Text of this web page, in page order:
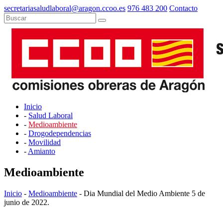
secretariasaludlaboral@aragon.ccoo.es 976 483 200 Contacto
Inicio
- Salud Laboral
- Medioambiente
- Drogodependencias
- Movilidad
- Amianto
Medioambiente
Inicio - Medioambiente - Dia Mundial del Medio Ambiente 5 de
junio de 2022.